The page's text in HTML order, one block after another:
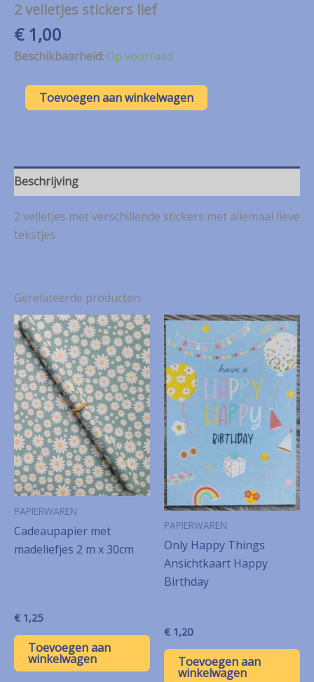
2 velletjes stickers lief
€1,00
Beschikbaarheid:Op voorraad
velletjesToevoegen aan winkelwagen
Beschrijving
2 velletjes met verschillende stickers met allemaal lieve
tekstjes
Gerelateerde producten
PAPIERWAREN
Cadeaupapier met
madeliefjes 2 m x 30cm
€ 1,25
Toevoegen aan
winkelwagen
PAPIERWAREN
Only Happy Things
Ansichtkaart Happy
Birthday
€ 1,20
Toevoegen aan
winkelwagen